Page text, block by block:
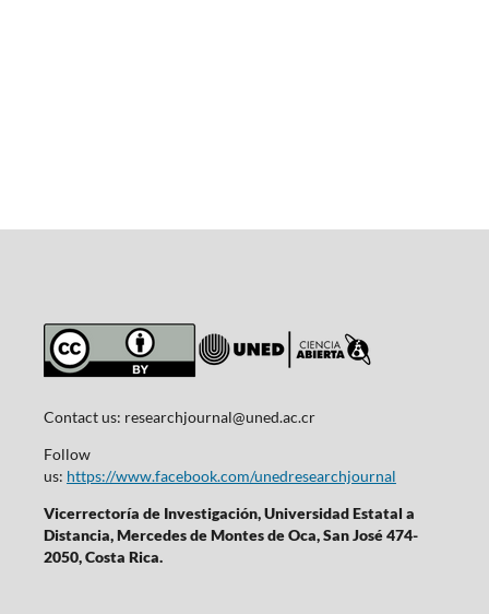
Contact us: researchjournal@uned.ac.cr
Follow
us: https://www.facebook.com/unedresearchjournal
Vicerrectoría de Investigación, Universidad Estatal a
Distancia, Mercedes de Montes de Oca, San José 474-
2050, Costa Rica.